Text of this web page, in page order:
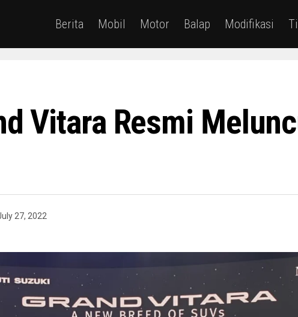
Berita Mobil Motor Balap Modifikasi
Vitara Resmi
27, 2022